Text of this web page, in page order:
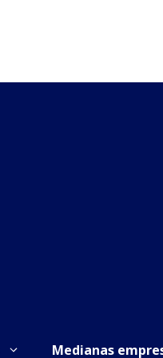
Medianas